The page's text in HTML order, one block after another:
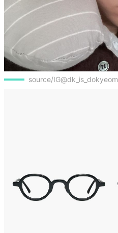
source/IG@dk_is_dokyeom